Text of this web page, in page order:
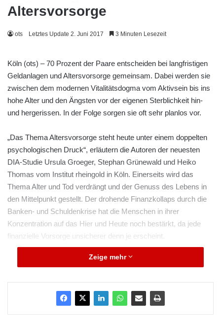
Altersvorsorge
ots Letztes Update 2. Juni 2017 3 Minuten Lesezeit
Köln (ots) – 70 Prozent der Paare entscheiden bei langfristigen
Geldanlagen und Altersvorsorge gemeinsam. Dabei werden sie
zwischen dem modernen Vitalitätsdogma vom Aktivsein bis ins
hohe Alter und den Ängsten vor der eigenen Sterblichkeit hin-
und hergerissen. In der Folge sorgen sie oft sehr planlos vor.
„Das Thema Altersvorsorge steht heute unter einem doppelten
psychologischen Druck“, erläutern die Autoren der neuesten
DIA-Studie Ursula Groeger, Stephan Grünewald und Heiko
Thomas vom Institut rheingold in Köln. Einerseits wird das
Thema Alter und Tod verdrängt und der Genuss des Lebens in
den Mittelpunkt gestellt. Der drohende Finanzkollaps durch die
Banken- und Schuldenkrise hat die Menschen in ihrer
Konzentration auf das Hier und Heute noch bestärkt, da jede
finanzielle Vorsorge unsicherer denn je erscheint.
„Mit vielfältigen, aber häufig unkoordinierten Vorsorgeaktivitäten
Ergebnis ihres Tuns genauer betrachten zu müssen“, so die
Studie. Dennoch fühlen sich 73 Prozent der im Auftrag des
Zeige mehr